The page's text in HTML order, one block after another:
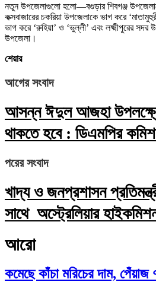
নতুন উপজেলাগুলো হলো—বগুড়ার শিবগঞ্জ
কক্সবাজারের চকরিয়া উপজেলাকে ভাগ করে
ভাগ করে ‘রুহিয়া’ ও ‘ভুল্লী’ এবং লক্ষ্মীপুরের সদর
উপজেলা।
শেয়ার
আগের সংবাদ
আসন্ন ঈদুল আজহা
থাকতে হবে : ডিএমপির
পরের সংবাদ
খাদ্য ও জনপ্রশাসন
সাথে অস্ট্রেলিয়ার
আরো
কমেছে কাঁচা মরিচের দাম, পেঁয়াজ